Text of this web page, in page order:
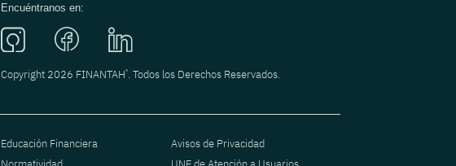
Encuéntranos en:
Copyright 2026 FINANTAH®. Todos los Derechos Reservados.
Educación Financiera
Avisos de Privacidad